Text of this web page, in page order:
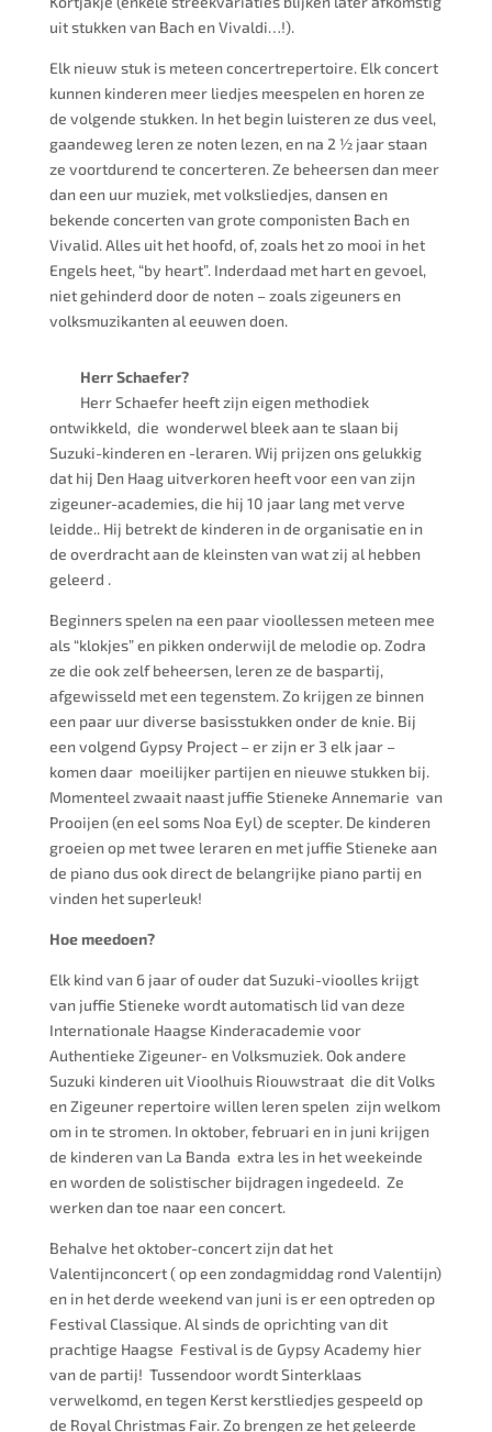
uit stukken van Bach en Vivaldi…!).
Elk nieuw stuk is meteen concertrepertoire. Elk concert
kunnen kinderen meer liedjes meespelen en horen ze
de volgende stukken. In het begin luisteren ze dus veel,
gaandeweg leren ze noten lezen, en na 2 ½ jaar staan
ze voortdurend te concerteren. Ze beheersen dan meer
dan een uur muziek, met volksliedjes, dansen en
bekende concerten van grote componisten Bach en
Vivalid. Alles uit het hoofd, of, zoals het zo mooi in het
Engels heet, “by heart”. Inderdaad met hart en gevoel,
niet gehinderd door de noten – zoals zigeuners en
volksmuzikanten al eeuwen doen.
Herr Schaefer?
Herr Schaefer heeft zijn eigen methodiek
ontwikkeld, die wonderwel bleek aan te slaan bij
Suzuki-kinderen en -leraren. Wij prijzen ons gelukkig
dat hij Den Haag uitverkoren heeft voor een van zijn
zigeuner-academies, die hij 10 jaar lang met verve
leidde.. Hij betrekt de kinderen in de organisatie en in
de overdracht aan de kleinsten van wat zij al hebben
geleerd .
Beginners spelen na een paar vioollessen meteen mee
als “klokjes” en pikken onderwijl de melodie op. Zodra
ze die ook zelf beheersen, leren ze de baspartij,
afgewisseld met een tegenstem. Zo krijgen ze binnen
een paar uur diverse basisstukken onder de knie. Bij
een volgend Gypsy Project – er zijn er 3 elk jaar –
komen daar moeilijker partijen en nieuwe stukken bij.
Momenteel zwaait naast juffie Stieneke Annemarie van
Prooijen (en eel soms Noa Eyl) de scepter. De kinderen
groeien op met twee leraren en met juffie Stieneke aan
de piano dus ook direct de belangrijke piano partij en
vinden het superleuk!
Hoe meedoen?
Elk kind van 6 jaar of ouder dat Suzuki-vioolles krijgt
van juffie Stieneke wordt automatisch lid van deze
Internationale Haagse Kinderacademie voor
Authentieke Zigeuner- en Volksmuziek. Ook andere
Suzuki kinderen uit Vioolhuis Riouwstraat die dit Volks
en Zigeuner repertoire willen leren spelen zijn welkom
om in te stromen. In oktober, februari en in juni krijgen
de kinderen van La Banda extra les in het weekeinde
en worden de solistischer bijdragen ingedeeld. Ze
werken dan toe naar een concert.
Behalve het oktober-concert zijn dat het
Valentijnconcert ( op een zondagmiddag rond Valentijn)
en in het derde weekend van juni is er een optreden op
Festival Classique. Al sinds de oprichting van dit
prachtige Haagse Festival is de Gypsy Academy hier
van de partij! Tussendoor wordt Sinterklaas
verwelkomd, en tegen Kerst kerstliedjes gespeeld op
de Royal Christmas Fair. Zo brengen ze het geleerde